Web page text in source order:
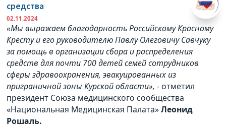
средства
02.11.2024
«Мы выражаем благодарность Российскому Красному
Кресту и его руководителю Павлу Олеговичу Савчуку
за помощь в организации сбора и распределения
средств для почти 700 детей семей сотрудников
сферы здравоохранения, эвакуированных из
приграничной зоны Курской области», - отметил
президент Союза медицинского сообщества
«Национальная Медицинская Палата»Леонид
Рошаль.